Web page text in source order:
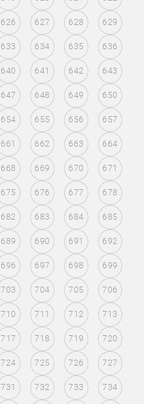
626 627 628 629
633 634 635 636
640 641 642 643
647 648 649 650
654 655 656 657
661 662 663 664
668 669 670 671
675 676 677 678
682 683 684 685
689 690 691 692
696 697 698 699
703 704 705 706
710 711 712 713
717 718 719 720
724 725 726 727
731 732 733 734